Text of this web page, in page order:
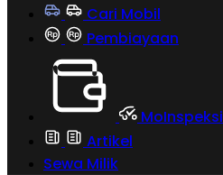
Cari Mobil
Pembiayaan
MoInspeksi
Artikel
Sewa Milik